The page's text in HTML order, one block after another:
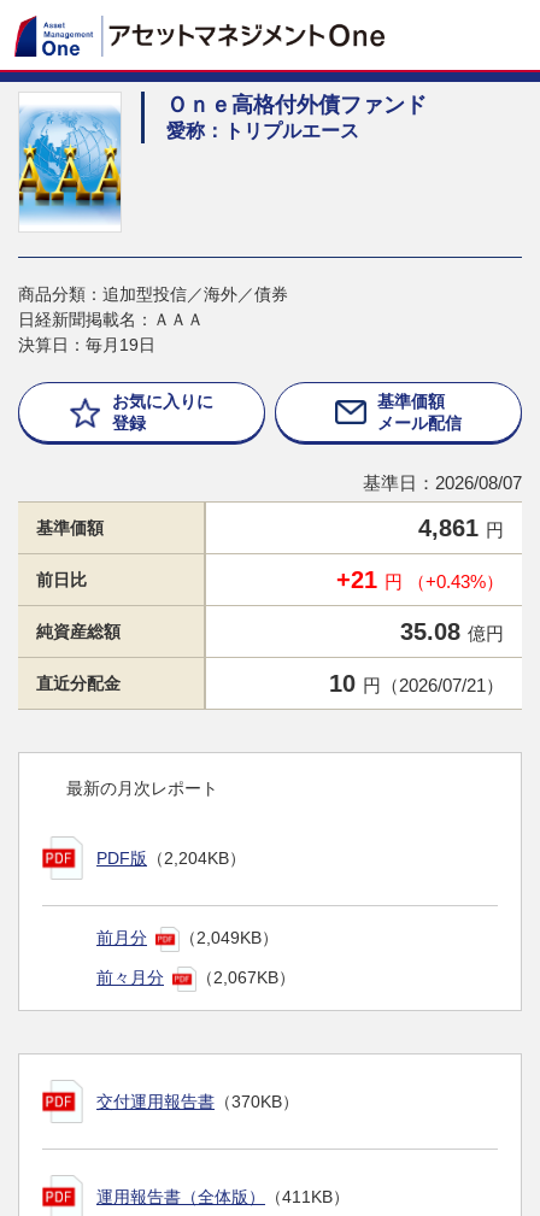
Ｏｎｅ高格付外債ファンド
愛称：トリプルエース
商品分類：追加型投信／海外／債券
日経新聞掲載名：ＡＡＡ
決算日：毎月19日
お気に入りに
登録
基準価額
メール配信
基準日：2026/08/07
基準価額 4,861 円
前日比 +21 円 （+0.43%）
純資産総額 35.08 億円
直近分配金 10 円（2026/07/21）
最新の月次レポート
PDF版 （2,204KB）
前月分 （2,049KB）
前々月分 （2,067KB）
交付運用報告書 （370KB）
運用報告書（全体版） （411KB）